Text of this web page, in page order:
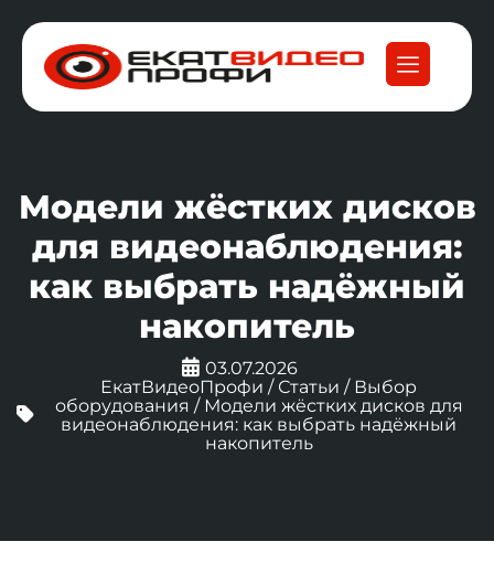
Модели жёстких дисков
для видеонаблюдения:
как выбрать надёжный
накопитель
03.07.2026
ЕкатВидеоПрофи / Статьи / Выбор
оборудования /Модели жёстких дисков для
видеонаблюдения: как выбрать надёжный
накопитель